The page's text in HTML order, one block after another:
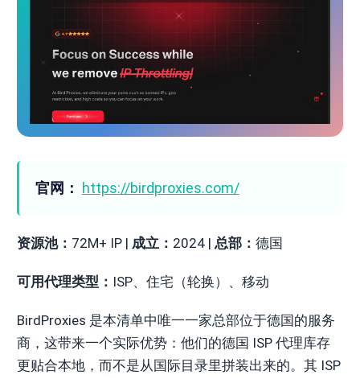
官网： https://birdproxies.com/
资源池： 72M+ IP | 成立： 2024 | 总部： 德国
可用代理类型： ISP、住宅（轮换）、移动
BirdProxies 是本清单中唯一一家总部位于德国的服务
商，这带来一个实际优势：他们的德国 ISP 代理库存
更贴合本地，而不是从国际目录里拼装出来的。其 ISP